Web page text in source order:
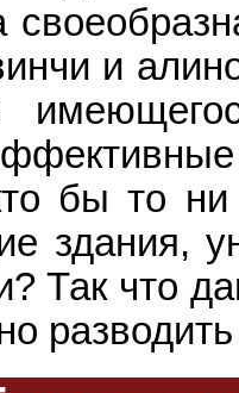
и
бы то
здания,
Так что